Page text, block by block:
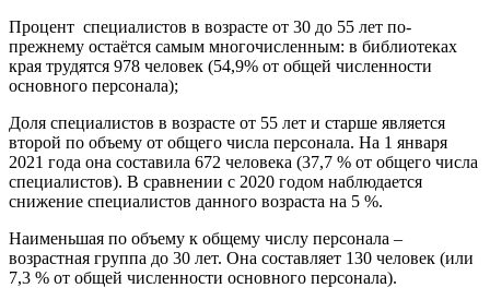
Процент специалистов в возрасте от 30 до 55 лет по-
прежнему остаётся самым многочисленным: в библиотеках
края трудятся 978 человек (54,9% от общей численности
основного персонала);
Доля специалистов в возрасте от 55 лет и старше является
второй по объему от общего числа персонала. На 1 января
2021 года она составила 672 человека (37,7 % от общего числа
специалистов). В сравнении с 2020 годом наблюдается
снижение специалистов данного возраста на 5 %.
Наименьшая по объему к общему числу персонала –
возрастная группа до 30 лет. Она составляет 130 человек (или
7,3 % от общей численности основного персонала).